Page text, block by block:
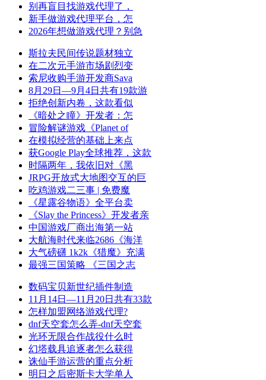
别再盲目找游戏代理了，
新手做游戏代理平台，怎
2026年想做游戏代理？别急
斯拉夫民间传说题材独立
在二次元手游市场剧烈变
索尼收购手游开发商Sava
8月29日—9月4日共有19款游
拒绝创新内卷，这款看似
《暗处之瞳》开发者：怎
冒险解谜游戏《Planet of
在模拟经营的基础上来点
获Google Play全球推荐，这款
时隔两年，我依旧对《黑
JRPG开放式大地图交互的巨
吃鸡游戏二三事 | 免费魔
《星露谷物语》全平台卖
《Slay the Princess》开发者亲
中国游戏厂商出海第一站
大航海时代来临2686《海洋
大气磅礴 1k2k《猎魔》充满
最强三国策略 《三国之志
数码宝贝新世纪插件制造
11月14日—11月20日共有33款
怎样加盟网络游戏代理?
dnf天空套怎么弄-dnf天空套
光环无限合作战役什么时
幻塔载具追逐者怎么获得
诛仙手游运营的重点分析
明日之后密斯卡大学单人